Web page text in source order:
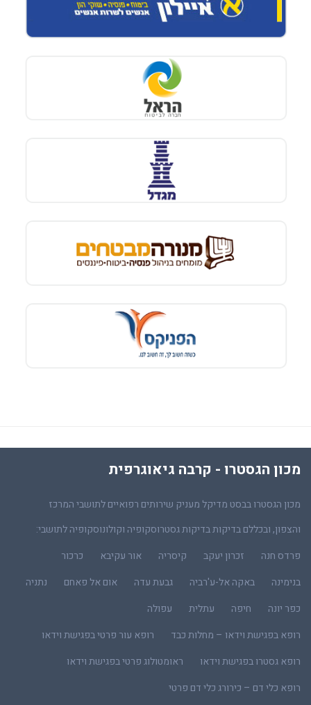
מכון הגסטרו - קרבה גיאוגרפית
מכון הגסטרו בבסט מדיקל מעניק שירותים רפואיים לתושבי המרכז
והצפון, ובכללם בדיקות בדיקות גסטרוסקופיה וקולונוסקופיה לתושבי:
פרדס חנה
זכרון יעקב קיסריה אור עקיבא
כרכור
בנימינה
באקה אל-ע'רביה גבעת עדה אום אל פאחם
נתניה
כפר יונה
חיפה עתלית
עפולה
רופא בפגישת וידאו – מחלות כבד
רופא עור פרטי בפגישת וידאו
רופא גסטרו בפגישת וידאו
ראומטולוג פרטי בפגישת וידאו
רופא כלי דם – כירורג כלי דם פרטי